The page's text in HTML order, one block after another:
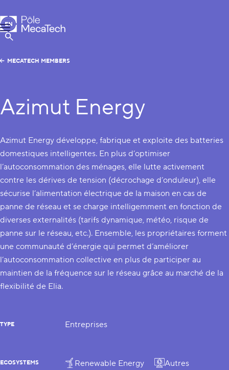
MecaTech
Menu
Show Search
EN
FR
MECATECH MEMBERS
Azimut Energy
Azimut Energy développe, fabrique et exploite des batteries
domestiques intelligentes. En plus d’optimiser
l’autoconsommation des ménages, elle lutte activement
contre les dérives de tension (décrochage d’onduleur), elle
sécurise l’alimentation électrique de la maison en cas de
panne de réseau et se charge intelligemment en fonction de
diverses externalités (tarifs dynamique, météo, risque de
panne sur le réseau, etc.). Ensemble, les propriétaires forment
une communauté d’énergie qui permet d’améliorer
l’autoconsommation collective en plus de participer au
maintien de la fréquence sur le réseau grâce au marché de la
flexibilité de Elia.
TYPE Entreprises
ECOSYSTEMS Renewable Energy Autres